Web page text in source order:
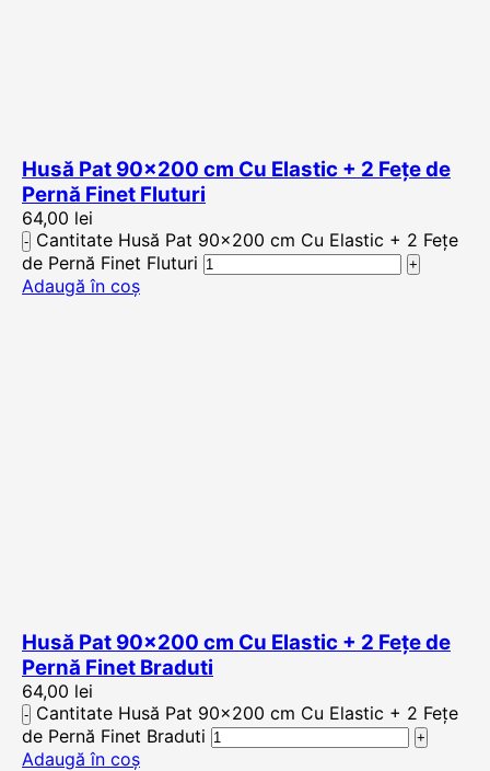
Husă Pat 90×200 cm Cu Elastic + 2 Fețe de
Pernă Finet Fluturi
64,00 lei
Cantitate Husă Pat 90x200 cm Cu Elastic + 2 Fețe
de Pernă Finet Fluturi
Adaugă în coș
Husă Pat 90×200 cm Cu Elastic + 2 Fețe de
Pernă Finet Braduti
64,00 lei
Cantitate Husă Pat 90x200 cm Cu Elastic + 2 Fețe
de Pernă Finet Braduti
Adaugă în coș